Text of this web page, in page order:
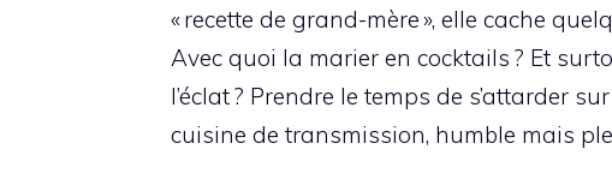
« recette de grand-mère », elle cache
Avec quoi la marier en cocktails ? Et
l’éclat ? Prendre le temps de s’attarder
cuisine de transmission, humble mais